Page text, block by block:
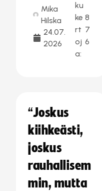
Mika
Hilska
24.07.
2026
ku
ke
rt
oj
a:
8
7
6
“Joskus
kiihkeästi,
joskus
rauhallisem
min, mutta